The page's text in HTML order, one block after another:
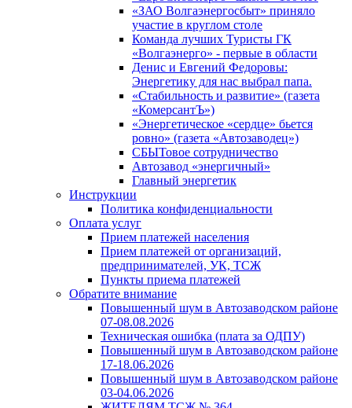
«ЗАО Волгаэнергосбыт» приняло
участие в круглом столе
Команда лучших Туристы ГК
«Волгаэнерго» - первые в области
Денис и Евгений Федоровы:
Энергетику для нас выбрал папа.
«Стабильность и развитие» (газета
«КомерсантЪ»)
«Энергетическое «сердце» бьется
ровно» (газета «Автозаводец»)
СБЫТовое сотрудничество
Автозавод «энергичный»
Главный энергетик
Инструкции
Политика конфиденциальности
Оплата услуг
Прием платежей населения
Прием платежей от организаций,
предпринимателей, УК, ТСЖ
Пункты приема платежей
Обратите внимание
Повышенный шум в Автозаводском районе
07-08.08.2026
Техническая ошибка (плата за ОДПУ)
Повышенный шум в Автозаводском районе
17-18.06.2026
Повышенный шум в Автозаводском районе
03-04.06.2026